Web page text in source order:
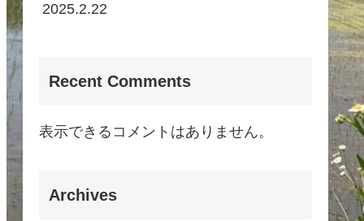
2025.2.22
Recent Comments
表示できるコメントはありません。
Archives